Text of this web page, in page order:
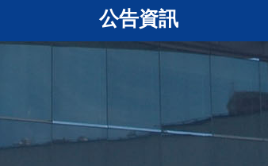
公告資訊